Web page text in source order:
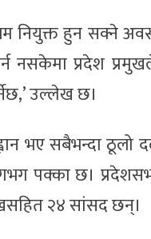
नियुक्त हुन सक्ने
नसकेमा प्रदेश
उल्लेख छ।
भए सबैभन्दा
पक्का छ।
२४ सांसद छन्।